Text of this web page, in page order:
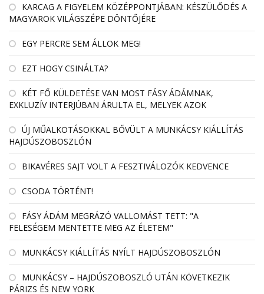
KARCAG A FIGYELEM KÖZÉPPONTJÁBAN: KÉSZÜLŐDÉS A
MAGYAROK VILÁGSZÉPE DÖNTŐJÉRE
EGY PERCRE SEM ÁLLOK MEG!
EZT HOGY CSINÁLTA?
KÉT FŐ KÜLDETÉSE VAN MOST FÁSY ÁDÁMNAK,
EXKLUZÍV INTERJÚBAN ÁRULTA EL, MELYEK AZOK
ÚJ MŰALKOTÁSOKKAL BŐVÜLT A MUNKÁCSY KIÁLLÍTÁS
HAJDÚSZOBOSZLÓN
BIKAVÉRES SAJT VOLT A FESZTIVÁLOZÓK KEDVENCE
CSODA TÖRTÉNT!
FÁSY ÁDÁM MEGRÁZÓ VALLOMÁST TETT: "A
FELESÉGEM MENTETTE MEG AZ ÉLETEM"
MUNKÁCSY KIÁLLÍTÁS NYÍLT HAJDÚSZOBOSZLÓN
MUNKÁCSY – HAJDÚSZOBOSZLÓ UTÁN KÖVETKEZIK
PÁRIZS ÉS NEW YORK